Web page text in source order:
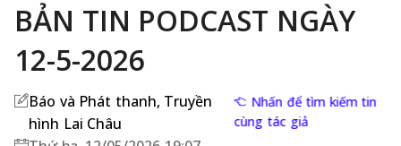
BẢN TIN PODCAST NGÀY
12-5-2026
Báo và Phát thanh, Truyền
hình Lai Châu
Nhấn để tìm kiếm tin
cùng tác giả